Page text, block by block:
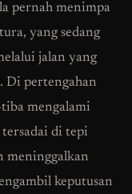
pernah menimpa
yang sedang
jalan yang
Di pertengahan
mengalami
tersadai di tepi
meninggalkan
keputusan